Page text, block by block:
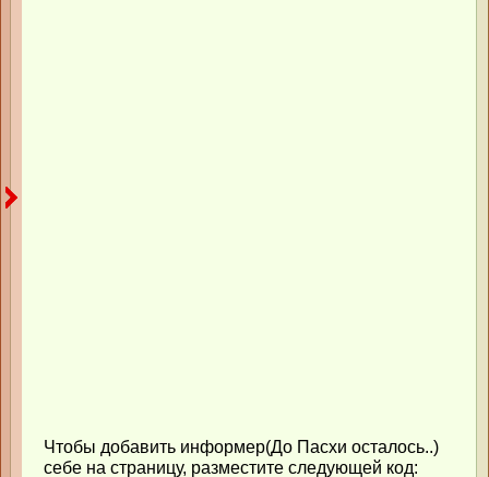
Чтобы добавить информер(До Пасхи осталось..)
себе на страницу, разместите следующей код: